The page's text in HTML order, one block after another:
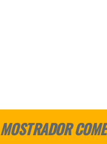
MOSTRADOR